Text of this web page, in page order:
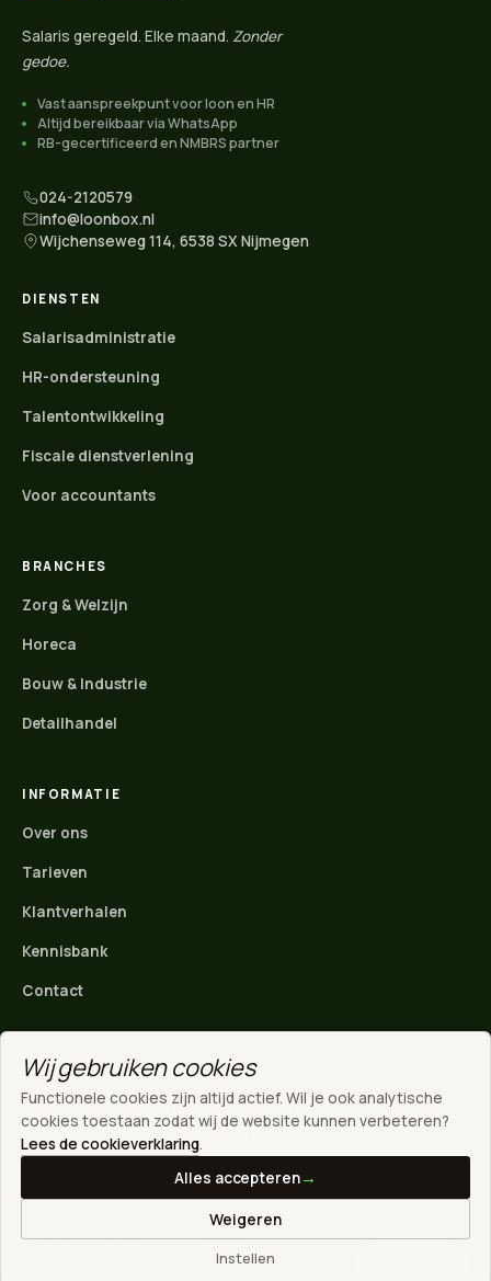
Salaris geregeld. Elke maand. Zonder
gedoe.
Vast aanspreekpunt voor loon en HR
Altijd bereikbaar via WhatsApp
RB-gecertificeerd en NMBRS partner
024-2120579
info@loonbox.nl
Wijchenseweg 114, 6538 SX Nijmegen
DIENSTEN
Salarisadministratie
HR-ondersteuning
Talentontwikkeling
Fiscale dienstverlening
Voor accountants
BRANCHES
Zorg & Welzijn
Horeca
Bouw & Industrie
Detailhandel
INFORMATIE
Over ons
Tarieven
Klantverhalen
Kennisbank
Contact
ACTIEF IN
Nijmegen·Arnhem Ede·Rivierenland·Wijchen·
Gelderland·Noord-Brabant
© 2026 LoonBox B.V. · KvK: 42055741
WhatsApp
Stuur een mail
Wij gebruiken cookies
Functionele cookies zijn altijd actief. Wil je ook analytische
cookies toestaan zodat wij de website kunnen verbeteren?
Lees de cookieverklaring.
Alles accepteren
Weigeren
Instellen